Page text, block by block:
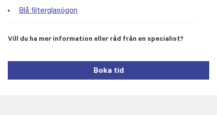
Blå filterglasögon
Vill du ha mer information eller råd från en specialist?
Boka tid